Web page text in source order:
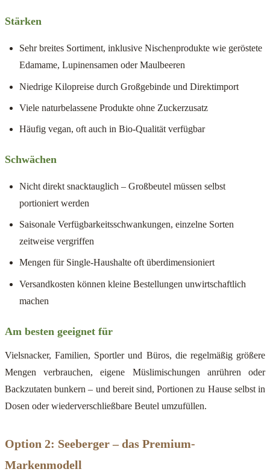
Stärken
Sehr breites Sortiment, inklusive Nischenprodukte wie geröstete
Edamame, Lupinensamen oder Maulbeeren
Niedrige Kilopreise durch Großgebinde und Direktimport
Viele naturbelassene Produkte ohne Zuckerzusatz
Häufig vegan, oft auch in Bio-Qualität verfügbar
Schwächen
Nicht direkt snacktauglich – Großbeutel müssen selbst
portioniert werden
Saisonale Verfügbarkeitsschwankungen, einzelne Sorten
zeitweise vergriffen
Mengen für Single-Haushalte oft überdimensioniert
Versandkosten können kleine Bestellungen unwirtschaftlich
machen
Am besten geeignet für
Vielsnacker, Familien, Sportler und Büros, die regelmäßig größere
Mengen verbrauchen, eigene Müslimischungen anrühren oder
Backzutaten bunkern – und bereit sind, Portionen zu Hause selbst in
Dosen oder wiederverschließbare Beutel umzufüllen.
Option 2: Seeberger – das Premium-
Markenmodell